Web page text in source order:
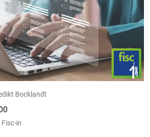
Bocklandt
Fisc-in